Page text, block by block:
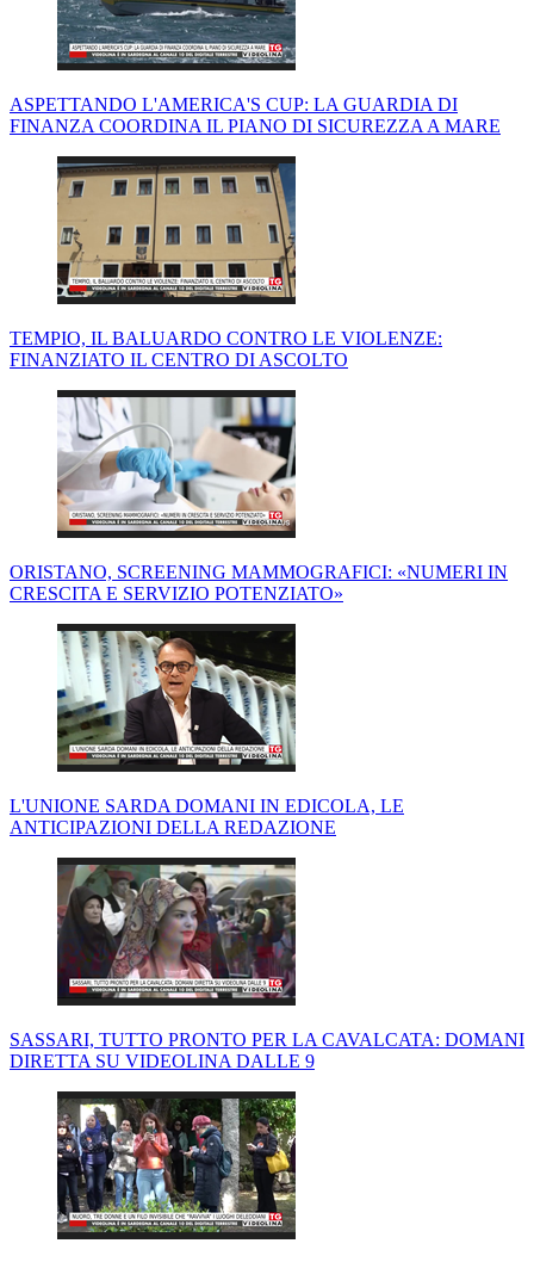
ASPETTANDO L'AMERICA'S CUP: LA GUARDIA DI
FINANZA COORDINA IL PIANO DI SICUREZZA A MARE
TEMPIO, IL BALUARDO CONTRO LE VIOLENZE:
FINANZIATO IL CENTRO DI ASCOLTO
ORISTANO, SCREENING MAMMOGRAFICI: «NUMERI IN
CRESCITA E SERVIZIO POTENZIATO»
L'UNIONE SARDA DOMANI IN EDICOLA, LE
ANTICIPAZIONI DELLA REDAZIONE
SASSARI, TUTTO PRONTO PER LA CAVALCATA: DOMANI
DIRETTA SU VIDEOLINA DALLE 9